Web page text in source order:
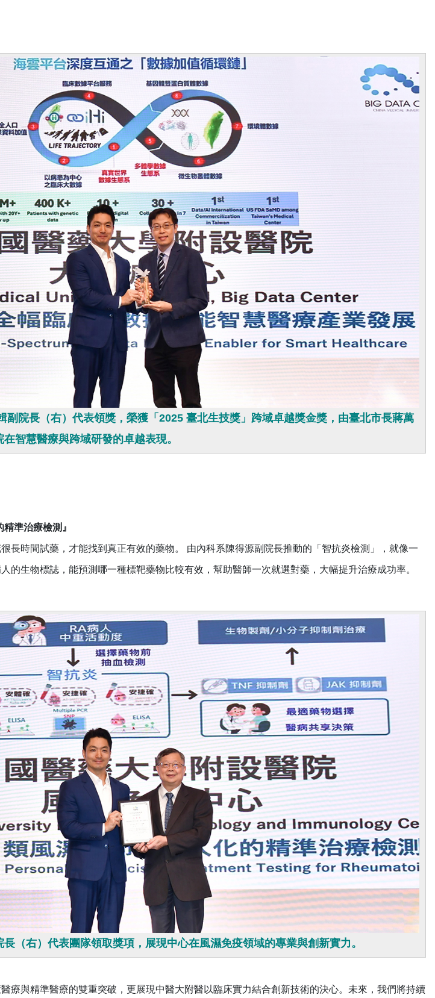
副院長（右）代表領獎，榮獲「2025 臺北生技獎」跨域卓越獎金獎，由臺北市長蔣萬
智慧醫療與跨域研發的卓越表現。
準治療檢測』
長時間試藥，才能找到真正有效的藥物。 由內科系陳得源副院長推動的「智抗炎檢測」，就像一
的生物標誌，能預測哪一種標靶藥物比較有效，幫助醫師一次就選對藥，大幅提升治療成功率。
（右）代表團隊領取獎項，展現中心在風濕免疫領域的專業與創新實力。
療與精準醫療的雙重突破，更展現中醫大附醫以臨床實力結合創新技術的決心。未來，我們將持續